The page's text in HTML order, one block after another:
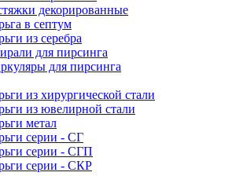
декорированные
в септум
из серебра
для пирсинга
для пирсинга
из хирургической стали
из ювелирной стали
метал
серии - СГ
серии - СГП
серии - СКР